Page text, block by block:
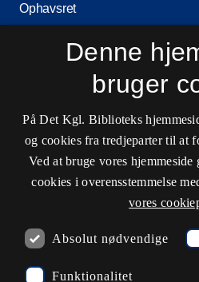
Ophavsret
Cookieindstillinger
Kontaktinformationer
Denne
bruger
På Det Kgl. Biblioteks
og cookies fra tredjeparter til at
Ved at bruge vores
cookies i overensstemmelse
vores
Absolut nødvendige
Funktionalitet